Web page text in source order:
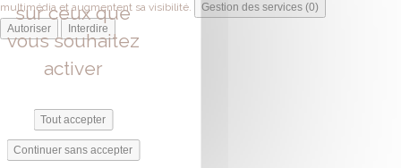
multimédia et augmentent sa visibilité.
Gestion des services (0)
Autoriser
Interdire
sur ceux que
vous souhaitez
activer
Tout accepter
Continuer sans accepter